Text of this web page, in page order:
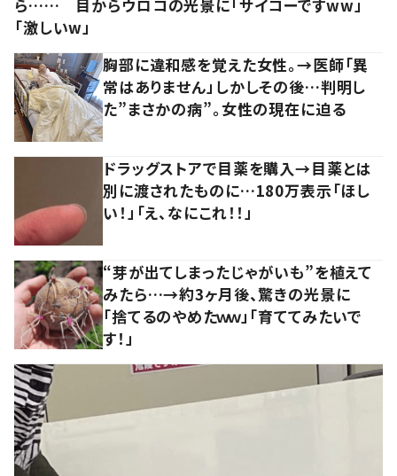
ら…… 目からウロコの光景に「サイコーですww」
「激しいw」
胸部に違和感を覚えた女性。→医師「異
常はありません」しかしその後…判明し
た”まさかの病”。女性の現在に迫る
ドラッグストアで目薬を購入→目薬とは
別に渡されたものに…180万表示「ほし
い！」「え、なにこれ！！」
“芽が出てしまったじゃがいも”を植えて
みたら…→約3ヶ月後、驚きの光景に
「捨てるのやめたｗｗ」「育ててみたいで
す！」